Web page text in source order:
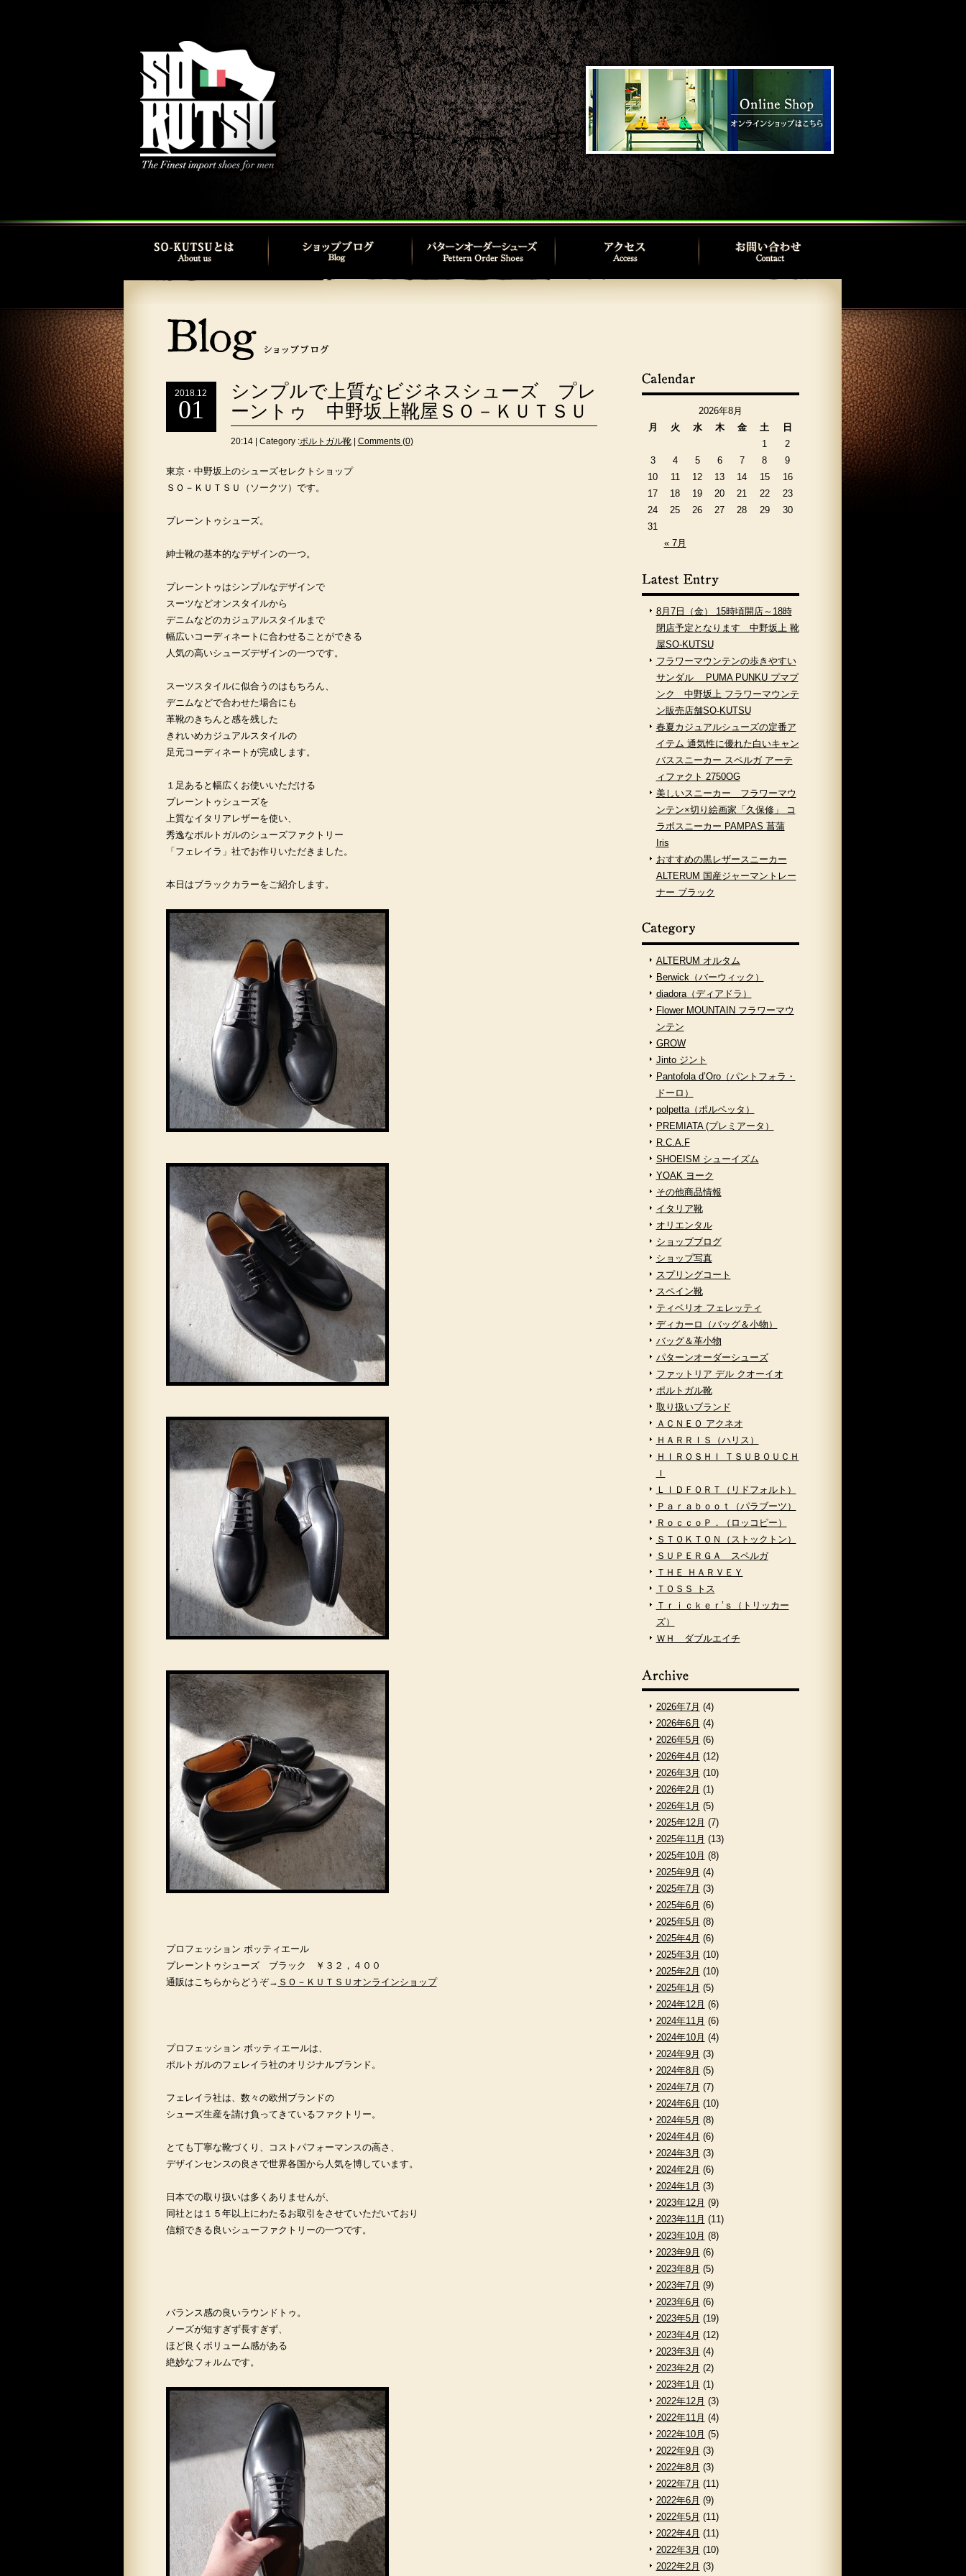
2018.12
01
シンプルで上質なビジネスシューズ プレ
ーントゥ 中野坂上靴屋ＳＯ－ＫＵＴＳＵ
20:14 | Category :ポルトガル靴| Comments (0)
東京・中野坂上のシューズセレクトショップ
ＳＯ－ＫＵＴＳＵ（ソークツ）です。
プレーントゥシューズ。
紳士靴の基本的なデザインの一つ。
プレーントゥはシンプルなデザインで
スーツなどオンスタイルから
デニムなどのカジュアルスタイルまで
幅広いコーディネートに合わせることができる
人気の高いシューズデザインの一つです。
スーツスタイルに似合うのはもちろん、
デニムなどで合わせた場合にも
革靴のきちんと感を残した
きれいめカジュアルスタイルの
足元コーディネートが完成します。
１足あると幅広くお使いいただける
プレーントゥシューズを
上質なイタリアレザーを使い、
秀逸なポルトガルのシューズファクトリー
「フェレイラ」社でお作りいただきました。
本日はブラックカラーをご紹介します。
プロフェッション ボッティエール
プレーントゥシューズ ブラック ￥３２，４００
通販はこちらからどうぞ→ ＳＯ－ＫＵＴＳＵオンラインショップ
プロフェッション ボッティエールは、
ポルトガルのフェレイラ社のオリジナルブランド。
フェレイラ社は、数々の欧州ブランドの
シューズ生産を請け負ってきているファクトリー。
とても丁寧な靴づくり、コストパフォーマンスの高さ、
デザインセンスの良さで世界各国から人気を博しています。
日本での取り扱いは多くありませんが、
同社とは１５年以上にわたるお取引をさせていただいており
信頼できる良いシューファクトリーの一つです。
バランス感の良いラウンドトゥ。
ノーズが短すぎず長すぎず、
ほど良くボリューム感がある
絶妙なフォルムです。
2026年8月
月
火 水 木 金 土 日
« 7月
1
2
3
4 5 6 7 8
9
10
11 12 13 14 15
16
17
18 19 20 21 22
23
24
25 26 27 28 29
30
31
8月7日（金） 15時頃開店～18時
閉店予定となります 中野坂上 靴
屋SO-KUTSU
フラワーマウンテンの歩きやすい
サンダル PUMA PUNKU プマプ
ンク 中野坂上 フラワーマウンテ
ン販売店舗SO-KUTSU
春夏カジュアルシューズの定番ア
イテム 通気性に優れた白いキャン
バススニーカー スペルガ アーテ
ィファクト 2750OG
美しいスニーカー フラワーマウ
ンテン×切り絵画家「久保修」 コ
ラボスニーカー PAMPAS 菖蒲
Iris
おすすめの黒レザースニーカー
ALTERUM 国産ジャーマントレー
ナー ブラック
ALTERUM オルタム
Berwick（バーウィック）
diadora（ディアドラ）
Flower MOUNTAIN フラワーマウ
ンテン
GROW
Jinto ジント
Pantofola d’Oro（パントフォラ・
ドーロ）
polpetta（ポルペッタ）
PREMIATA (プレミアータ）
R.C.A.F
SHOEISM シューイズム
YOAK ヨーク
その他商品情報
イタリア靴
オリエンタル
ショップブログ
ショップ写真
スプリングコート
スペイン靴
ティベリオ フェレッティ
ディカーロ（バッグ＆小物）
バッグ＆革小物
パターンオーダーシューズ
ファットリア デル クオーイオ
ポルトガル靴
取り扱いブランド
ＡＣＮＥＯ アクネオ
ＨＡＲＲＩＳ（ハリス）
ＨＩＲＯＳＨＩ ＴＳＵＢＯＵＣＨ
Ｉ
ＬＩＤＦＯＲＴ（リドフォルト）
Ｐａｒａｂｏｏｔ（パラブーツ）
ＲｏｃｃｏＰ．（ロッコピー）
ＳＴＯＫＴＯＮ（ストックトン）
ＳＵＰＥＲＧＡ スペルガ
ＴＨＥ ＨＡＲＶＥＹ
ＴＯＳＳ トス
Ｔｒｉｃｋｅｒ’ｓ（トリッカー
ズ）
ＷＨ ダブルエイチ
2026年7月 (4)
2026年6月 (4)
2026年5月 (6)
2026年4月 (12)
2026年3月 (10)
2026年2月 (1)
2026年1月 (5)
2025年12月 (7)
2025年11月 (13)
2025年10月 (8)
2025年9月 (4)
2025年7月 (3)
2025年6月 (6)
2025年5月 (8)
2025年4月 (6)
2025年3月 (10)
2025年2月 (10)
2025年1月 (5)
2024年12月 (6)
2024年11月 (6)
2024年10月 (4)
2024年9月 (3)
2024年8月 (5)
2024年7月 (7)
2024年6月 (10)
2024年5月 (8)
2024年4月 (6)
2024年3月 (3)
2024年2月 (6)
2024年1月 (3)
2023年12月 (9)
2023年11月 (11)
2023年10月 (8)
2023年9月 (6)
2023年8月 (5)
2023年7月 (9)
2023年6月 (6)
2023年5月 (19)
2023年4月 (12)
2023年3月 (4)
2023年2月 (2)
2023年1月 (1)
2022年12月 (3)
2022年11月 (4)
2022年10月 (5)
2022年9月 (3)
2022年8月 (3)
2022年7月 (11)
2022年6月 (9)
2022年5月 (11)
2022年4月 (11)
2022年3月 (10)
2022年2月 (3)